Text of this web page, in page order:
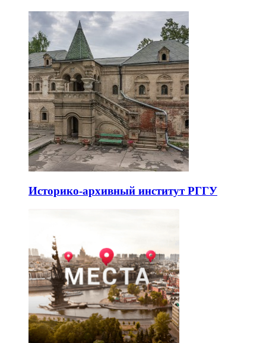
Историко-архивный институт РГГУ